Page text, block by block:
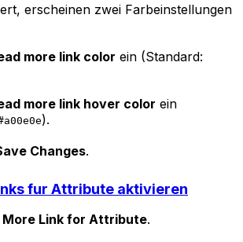
erscheinen zwei Farbeinstellungen
more link color ein (Standard:
more link hover color ein
).
Changes.
fur Attribute aktivieren
More Link for Attribute.